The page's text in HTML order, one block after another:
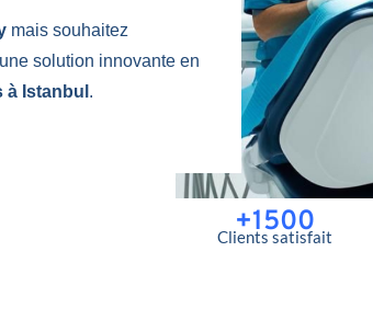
mais souhaitez
solution innovante en
Istanbul .
+1500
Clients satisfait